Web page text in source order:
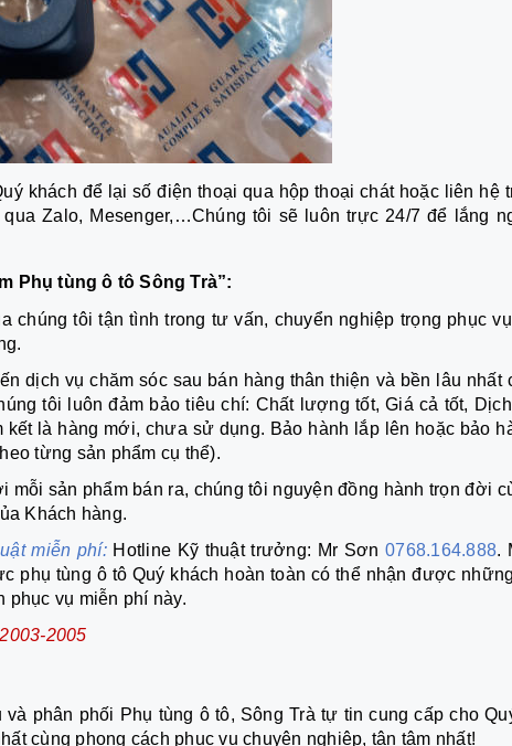
khách để lại số điện thoại qua hộp thoại chát hoặc liên hệ
qua Zalo, Mesenger,…Chúng tôi sẽ luôn trực 24/7 để lắng
Phụ tùng ô tô Sông Trà”:
chúng tôi tận tình trong tư vấn, chuyển nghiệp trọng phục
dịch vụ chăm sóc sau bán hàng thân thiện và bền lâu nhất
tôi luôn đảm bảo tiêu chí: Chất lượng tốt, Giá cả tốt,
là hàng mới, chưa sử dụng. Bảo hành lắp lên hoặc bảo
từng sản phẩm cụ thể).
mỗi sản phẩm bán ra, chúng tôi nguyện đồng hành trọn đời
Khách hàng.
miễn phí: Hotline Kỹ thuật trưởng: Mr Sơn0768.164.888.
phụ tùng ô tô Quý khách hoàn toàn có thể nhận được
phục vụ miễn phí này.
2005
phân phối Phụ tùng ô tô, Sông Trà tự tin cung cấp cho
cùng phong cách phục vụ chuyên nghiệp, tận tâm nhất!